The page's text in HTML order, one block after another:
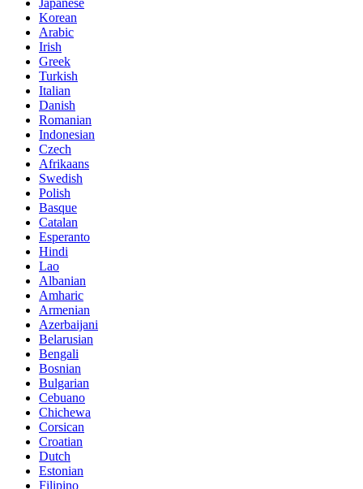
Korean
Arabic
Irish
Greek
Turkish
Italian
Danish
Romanian
Indonesian
Czech
Afrikaans
Swedish
Polish
Basque
Catalan
Esperanto
Hindi
Lao
Albanian
Amharic
Armenian
Azerbaijani
Belarusian
Bengali
Bosnian
Bulgarian
Cebuano
Chichewa
Corsican
Croatian
Dutch
Estonian
Filipino